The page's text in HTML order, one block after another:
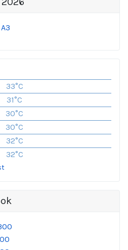
33°C
31°C
30°C
30°C
32°C
32°C